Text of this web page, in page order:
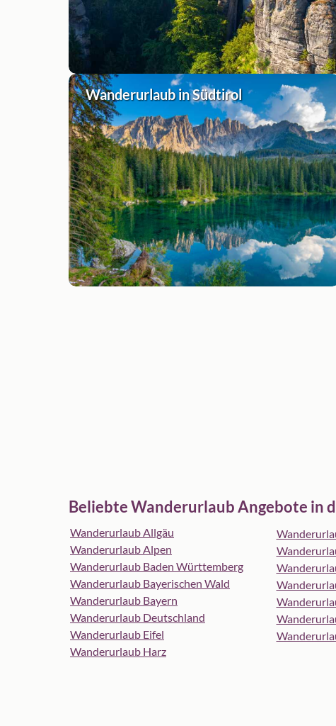
Wanderurlaub in Südtirol
Beliebte Wanderurlaub Angebote in
Wanderurlaub Allgäu
Wanderurlaub Alpen
Wanderurlaub Baden Württemberg
Wanderurlaub Bayerischen Wald
Wanderurlaub Bayern
Wanderurlaub Deutschland
Wanderurlaub Eifel
Wanderurlaub Harz